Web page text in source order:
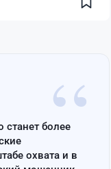
“
станет более
охвата и в